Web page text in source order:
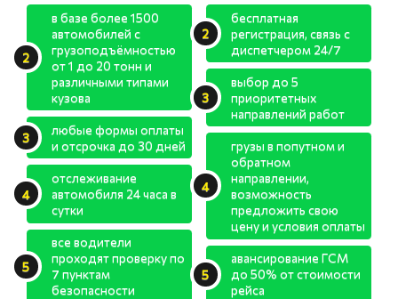
в базе более 1500
автомобилей с
грузоподъёмностью
от 1 до 20 тонн и
различными типами
кузова
любые формы оплаты
и отсрочка до 30 дней
отслеживание
автомобиля 24 часа в
сутки
все водители
проходят проверку по
7 пунктам
безопасности
бесплатная
регистрация, связь с
диспетчером 24/7
выбор до 5
приоритетных
направлений работ
грузы в попутном и
обратном
направлении,
возможность
предложить свою
цену и условия оплаты
авансирование ГСМ
до 50% от стоимости
рейса